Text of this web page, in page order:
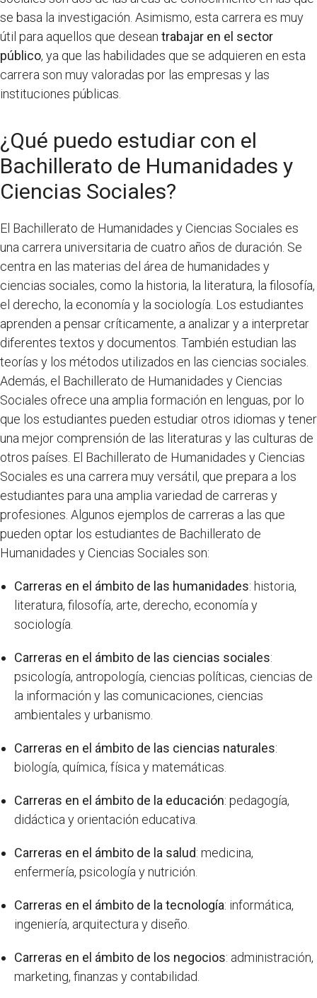
se basa la investigación. Asimismo, esta carrera es muy
útil para aquellos que desean trabajar en el sector
público, ya que las habilidades que se adquieren en esta
carrera son muy valoradas por las empresas y las
instituciones públicas.
¿Qué puedo estudiar con el
Bachillerato de Humanidades y
Ciencias Sociales?
El Bachillerato de Humanidades y Ciencias Sociales es
una carrera universitaria de cuatro años de duración. Se
centra en las materias del área de humanidades y
ciencias sociales, como la historia, la literatura, la filosofía,
el derecho, la economía y la sociología. Los estudiantes
aprenden a pensar críticamente, a analizar y a interpretar
diferentes textos y documentos. También estudian las
teorías y los métodos utilizados en las ciencias sociales.
Además, el Bachillerato de Humanidades y Ciencias
Sociales ofrece una amplia formación en lenguas, por lo
que los estudiantes pueden estudiar otros idiomas y tener
una mejor comprensión de las literaturas y las culturas de
otros países. El Bachillerato de Humanidades y Ciencias
Sociales es una carrera muy versátil, que prepara a los
estudiantes para una amplia variedad de carreras y
profesiones. Algunos ejemplos de carreras a las que
pueden optar los estudiantes de Bachillerato de
Humanidades y Ciencias Sociales son:
Carreras en el ámbito de las humanidades: historia,
literatura, filosofía, arte, derecho, economía y
sociología.
Carreras en el ámbito de las ciencias sociales:
psicología, antropología, ciencias políticas, ciencias de
la información y las comunicaciones, ciencias
ambientales y urbanismo.
Carreras en el ámbito de las ciencias naturales:
biología, química, física y matemáticas.
Carreras en el ámbito de la educación: pedagogía,
didáctica y orientación educativa.
Carreras en el ámbito de la salud: medicina,
enfermería, psicología y nutrición.
Carreras en el ámbito de la tecnología: informática,
ingeniería, arquitectura y diseño.
Carreras en el ámbito de los negocios: administración,
marketing, finanzas y contabilidad.